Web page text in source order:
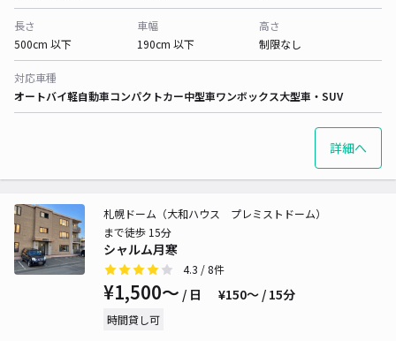
長さ
500cm 以下
車幅
190cm 以下
高さ
制限なし
対応車種
オートバイ軽自動車コンパクトカー中型車ワンボックス大型車・SUV
詳細へ
シャルム月寒
札幌ドーム（大和ハウス プレミストドーム）
まで徒歩 15分
4.3 / 8件
¥1,500〜 / 日 ¥150〜 / 15分
時間貸し可